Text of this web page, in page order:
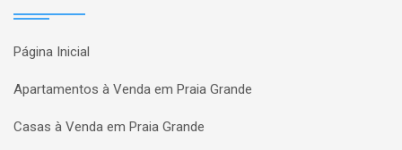
Página Inicial
Apartamentos à Venda em Praia Grande
Casas à Venda em Praia Grande